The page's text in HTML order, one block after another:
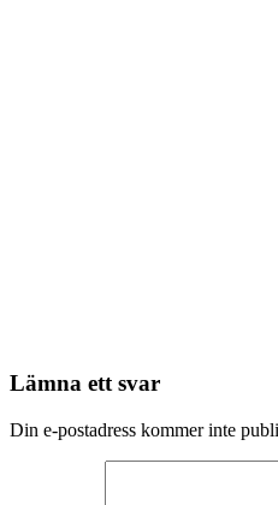
Lämna ett svar
Din e-postadress kommer inte